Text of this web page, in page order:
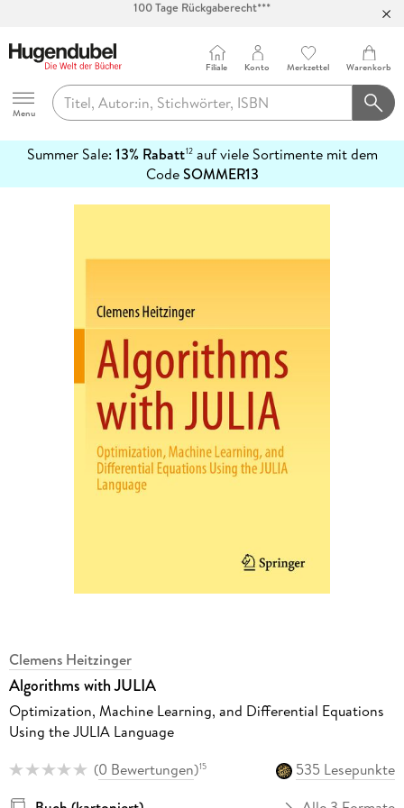
Abholung in über 100 Filialen
Hugendubel
Menu
Filiale Konto Merkzettel Warenkorb
Summer Sale: 13% Rabatt12auf viele Sortimente mit dem
CodeSOMMER13
erfahren
Clemens Heitzinger
Algorithms with JULIA
Optimization, Machine Learning, and Differential Equations
Using the JULIA Language
(0 Bewertungen)15
535 Lesepunkte